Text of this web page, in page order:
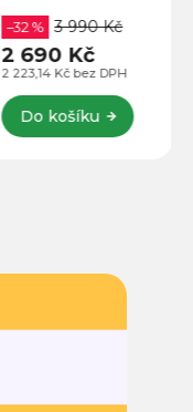
2 223,14 Kč bez DPH
–32 % 3 990 Kč
2 690 Kč
Do košíku
maximální výškou
375 cm!